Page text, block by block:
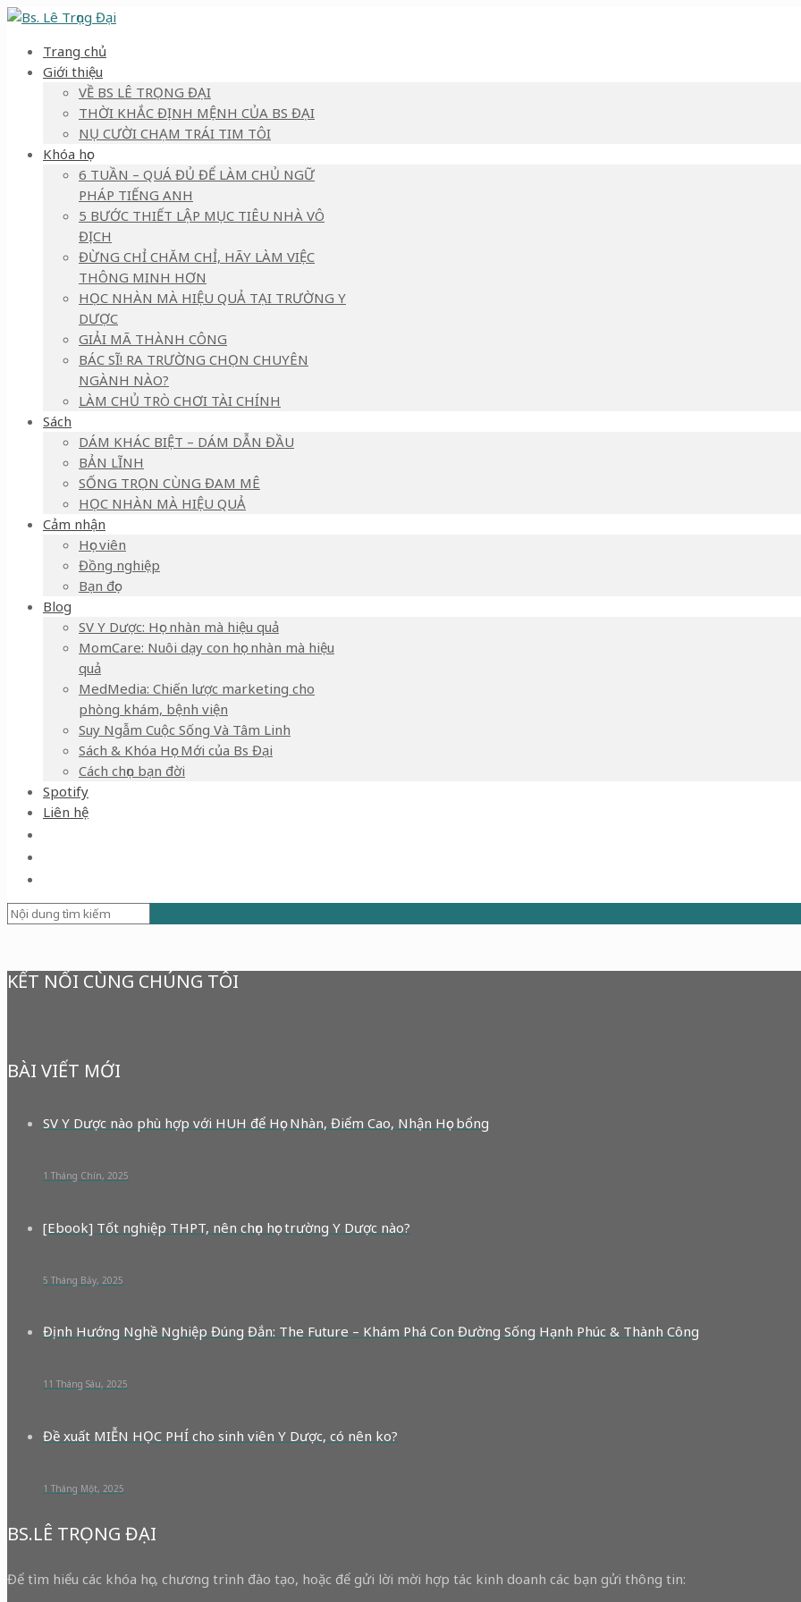
Trang chủ
Giới thiệu
VỀ BS LÊ TRỌNG ĐẠI
THỜI KHẮC ĐỊNH MỆNH CỦA BS ĐẠI
NỤ CƯỜI CHẠM TRÁI TIM TÔI
Khóa học
6 TUẦN – QUÁ ĐỦ ĐỂ LÀM CHỦ NGỮ
PHÁP TIẾNG ANH
5 BƯỚC THIẾT LẬP MỤC TIÊU NHÀ VÔ
ĐỊCH
ĐỪNG CHỈ CHĂM CHỈ, HÃY LÀM VIỆC
THÔNG MINH HƠN
HỌC NHÀN MÀ HIỆU QUẢ TẠI TRƯỜNG Y
DƯỢC
GIẢI MÃ THÀNH CÔNG
BÁC SĨ! RA TRƯỜNG CHỌN CHUYÊN
NGÀNH NÀO?
LÀM CHỦ TRÒ CHƠI TÀI CHÍNH
Sách
DÁM KHÁC BIỆT – DÁM DẪN ĐẦU
BẢN LĨNH
SỐNG TRỌN CÙNG ĐAM MÊ
HỌC NHÀN MÀ HIỆU QUẢ
Cảm nhận
Học viên
Đồng nghiệp
Bạn đọc
Blog
SV Y Dược: Học nhàn mà hiệu quả
MomCare: Nuôi dạy con học nhàn mà hiệu
quả
MedMedia: Chiến lược marketing cho
phòng khám, bệnh viện
Suy Ngẫm Cuộc Sống Và Tâm Linh
Sách & Khóa Học Mới của Bs Đại
Cách chọn bạn đời
Spotify
Liên hệ
KẾT NỐI CÙNG CHÚNG TÔI
BÀI VIẾT MỚI
SV Y Dược nào phù hợp với HUH để Học Nhàn, Điểm Cao, Nhận Học bổng
1 Tháng Chín, 2025
[Ebook] Tốt nghiệp THPT, nên chọn học trường Y Dược nào?
5 Tháng Bảy, 2025
Định Hướng Nghề Nghiệp Đúng Đắn: The Future – Khám Phá Con Đường Sống Hạnh Phúc & Thành Công
11 Tháng Sáu, 2025
Đề xuất MIỄN HỌC PHÍ cho sinh viên Y Dược, có nên ko?
1 Tháng Một, 2025
BS.LÊ TRỌNG ĐẠI
Để tìm hiểu các khóa học, chương trình đào tạo, hoặc để gửi lời mời hợp tác kinh doanh các bạn gửi thông tin: